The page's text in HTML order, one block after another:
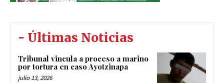
- Últimas Noticias
Tribunal vincula a proceso a marino
por tortura en caso Ayotzinapa
julio 13, 2026